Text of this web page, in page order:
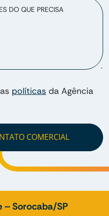
DO QUE PRECISA
políticas da Agência
COMERCIAL
– Sorocaba/SP